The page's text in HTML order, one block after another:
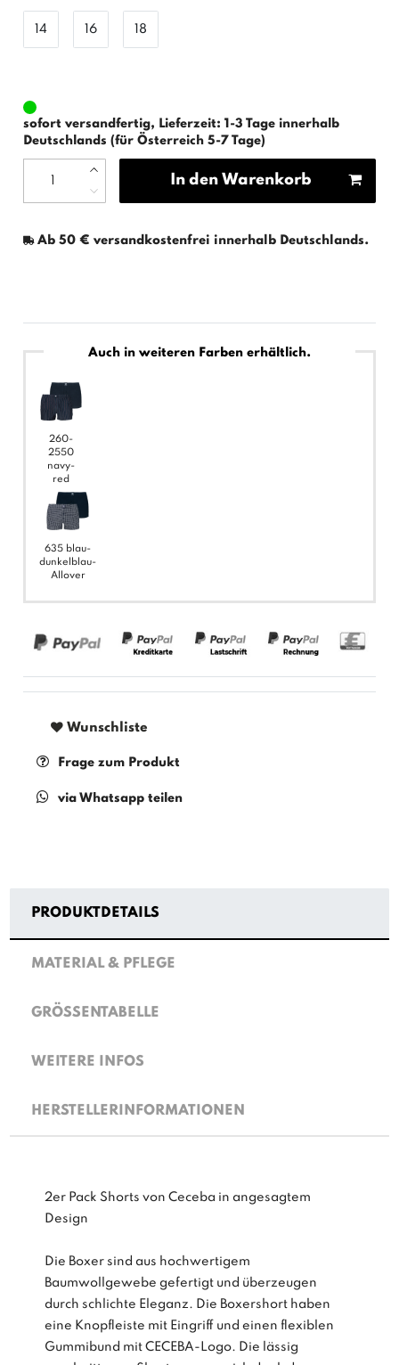
14 16 18
sofort versandfertig, Lieferzeit: 1-3 Tage innerhalb
Deutschlands (für Österreich 5-7 Tage)
In den Warenkorb
Ab 50 € versandkostenfrei innerhalb Deutschlands.
Auch in weiteren Farben erhältlich.
260-
2550
navy-
red
635 blau-
dunkelblau-
Allover
Wunschliste
Frage zum Produkt
via Whatsapp teilen
PRODUKTDETAILS
MATERIAL & PFLEGE
GRÖSSENTABELLE
WEITERE INFOS
HERSTELLERINFORMATIONEN
2er Pack Shorts von Ceceba in angesagtem
Design
Die Boxer sind aus hochwertigem
Baumwollgewebe gefertigt und überzeugen
durch schlichte Eleganz. Die Boxershort haben
eine Knopfleiste mit Eingriff und einen flexiblen
Gummibund mit CECEBA-Logo. Die lässig